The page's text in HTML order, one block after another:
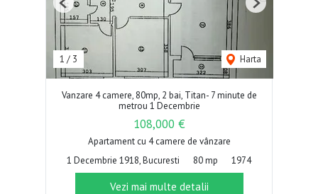
1 / 3 Harta
Previous Next
Vanzare 4 camere, 80mp, 2 bai, Titan- 7 minute de
metrou 1 Decembrie
108,000 €
Apartament cu 4 camere de vânzare
1 Decembrie 1918, Bucuresti
80 mp 1974
Vezi mai multe detalii